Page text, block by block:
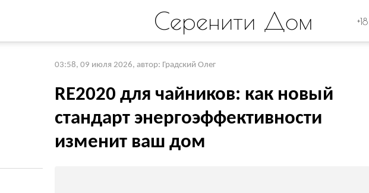
Серенити Дом +18
03:58, 09 июля 2026, автор: Градский Олег
RE2020 для чайников: как новый
стандарт энергоэффективности
изменит ваш дом